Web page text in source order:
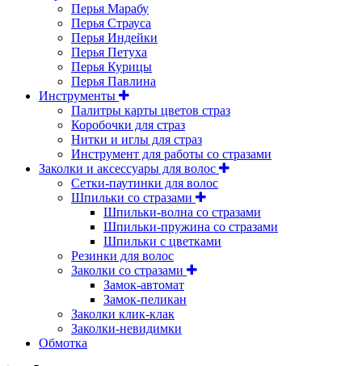
Перья Марабу
Перья Страуса
Перья Индейки
Перья Петуха
Перья Курицы
Перья Павлина
Инструменты
Палитры карты цветов страз
Коробочки для страз
Нитки и иглы для страз
Инструмент для работы со стразами
Заколки и аксессуары для волос
Сетки-паутинки для волос
Шпильки со стразами
Шпильки-волна со стразами
Шпильки-пружина со стразами
Шпильки с цветками
Резинки для волос
Заколки со стразами
Замок-автомат
Замок-пеликан
Заколки клик-клак
Заколки-невидимки
Обмотка